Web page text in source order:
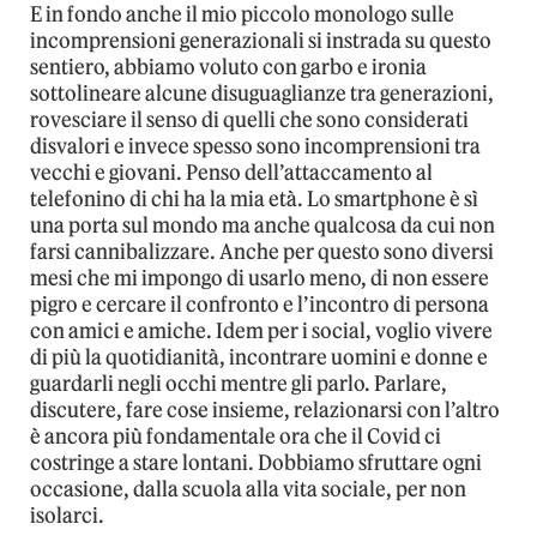
E in fondo anche il mio piccolo monologo sulle
incomprensioni generazionali si instrada su questo
sentiero, abbiamo voluto con garbo e ironia
sottolineare alcune disuguaglianze tra generazioni,
rovesciare il senso di quelli che sono considerati
disvalori e invece spesso sono incomprensioni tra
vecchi e giovani. Penso dell’attaccamento al
telefonino di chi ha la mia età. Lo smartphone è sì
una porta sul mondo ma anche qualcosa da cui non
farsi cannibalizzare. Anche per questo sono diversi
mesi che mi impongo di usarlo meno, di non essere
pigro e cercare il confronto e l’incontro di persona
con amici e amiche. Idem per i social, voglio vivere
di più la quotidianità, incontrare uomini e donne e
guardarli negli occhi mentre gli parlo. Parlare,
discutere, fare cose insieme, relazionarsi con l’altro
è ancora più fondamentale ora che il Covid ci
costringe a stare lontani. Dobbiamo sfruttare ogni
occasione, dalla scuola alla vita sociale, per non
isolarci.